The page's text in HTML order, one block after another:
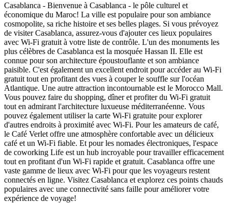
Casablanca - Bienvenue à Casablanca - le pôle culturel et
économique du Maroc! La ville est populaire pour son ambiance
cosmopolite, sa riche histoire et ses belles plages. Si vous prévoyez
de visiter Casablanca, assurez-vous d'ajouter ces lieux populaires
avec Wi-Fi gratuit à votre liste de contrôle. L'un des monuments les
plus célèbres de Casablanca est la mosquée Hassan II. Elle est
connue pour son architecture époustouflante et son ambiance
paisible. C'est également un excellent endroit pour accéder au Wi-Fi
gratuit tout en profitant des vues à couper le souffle sur l'océan
Atlantique. Une autre attraction incontournable est le Morocco Mall.
Vous pouvez faire du shopping, dîner et profiter du Wi-Fi gratuit
tout en admirant l'architecture luxueuse méditerranéenne. Vous
pouvez également utiliser la carte Wi-Fi gratuite pour explorer
d'autres endroits à proximité avec Wi-Fi. Pour les amateurs de café,
le Café Verlet offre une atmosphère confortable avec un délicieux
café et un Wi-Fi fiable. Et pour les nomades électroniques, l'espace
de coworking Life est un hub incroyable pour travailler efficacement
tout en profitant d'un Wi-Fi rapide et gratuit. Casablanca offre une
vaste gamme de lieux avec Wi-Fi pour que les voyageurs restent
connectés en ligne. Visitez Casablanca et explorez ces points chauds
populaires avec une connectivité sans faille pour améliorer votre
expérience de voyage!